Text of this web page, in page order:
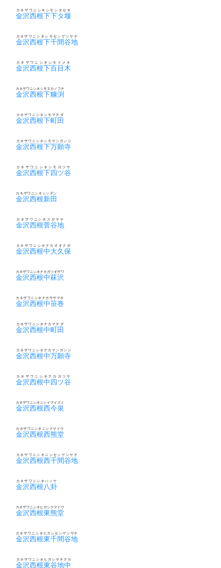
金沢西根下下タ堰
カネザワニシネシモシタセキ
金沢西根下千間谷地
カネザワニシネシモセンゲンヤチ
金沢西根下百目木
カネザワニシネシモドメキ
金沢西根下糠渕
カネザワニシネシモヌカノフチ
金沢西根下町田
カネザワニシネシモマチダ
金沢西根下万願寺
カネザワニシネシモマンガンジ
金沢西根下四ツ谷
カネザワニシネシモヨツヤ
金沢西根新田
カネザワニシネシンデン
金沢西根菅谷地
カネザワニシネスガヤチ
金沢西根中大久保
カネザワニシネナカオオクボ
金沢西根中菻沢
カネザワニシネナカガツギザワ
金沢西根中笹巻
カネザワニシネナカササマキ
金沢西根中町田
カネザワニシネナカマチダ
金沢西根中万願寺
カネザワニシネナカマンガンジ
金沢西根中四ツ谷
カネザワニシネナカヨツヤ
金沢西根西今泉
カネザワニシネニシイマイズミ
金沢西根西熊堂
カネザワニシネニシクマドウ
金沢西根西千間谷地
カネザワニシネニシセンゲンヤチ
金沢西根八卦
カネザワニシネハッケ
金沢西根東熊堂
カネザワニシネヒガシクマドウ
金沢西根東千間谷地
カネザワニシネヒガシセンゲンヤチ
金沢西根東谷地中
カネザワニシネヒガシヤチナカ